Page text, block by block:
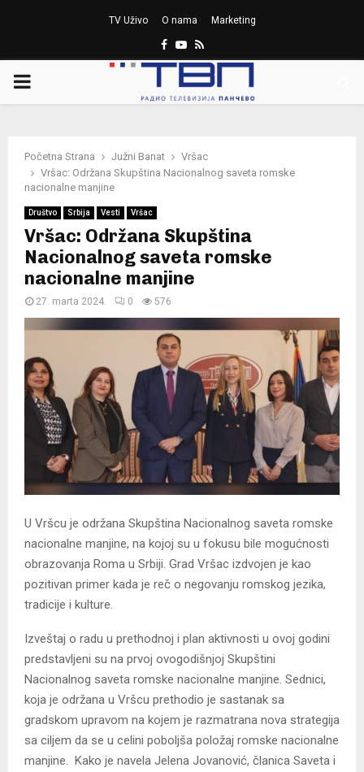
TV Uživo O nama Marketing
Facebook
Youtube
Rss
PRIMARY
Početna Strana Južni Banat
Vršac
Vršac: Održana Skupština Nacionalnog saveta romske
nacionalne manjine
Društvo Srbija Vesti Vršac
Vršac: Održana Skupština
Nacionalnog saveta romske
nacionalne manjine
27. marta 2024. 0 576
U Vršcu je održana Skupština Nacionalnog saveta romske
nacionalne manjine, na kojoj su u fokusu bile mogućnosti
obrazovanja Roma u Srbiji. Grad Vršac izdvojen je kao
pozitivan primer kada je reč o negovanju romskog jezika,
tradicije i kulture.
Izveštaj o radu u prethodnoj i plan aktivnosti u ovoj godini
predstavljeni su na prvoj ovogodišnjoj Skupštini
Nacionalnog saveta romske nacionalne manjine. Sednici,
koja je održana u Vršcu prethodio je sastanak sa
gradskom upravom na kojem je razmatrana nova strategija
sa ciljem da se u celini poboljša položaj romske nacionalne
manjine. Kako je navela Jelena Jovanović, članica Saveta i